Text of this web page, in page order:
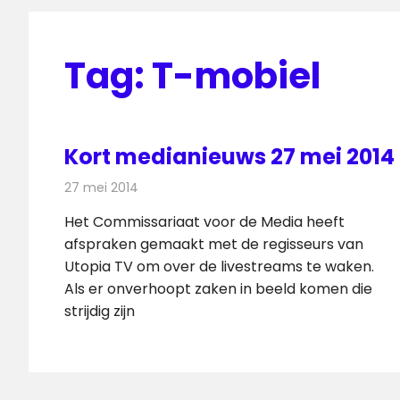
Tag:T-mobiel
Kort medianieuws 27 mei 2014
27 mei 2014
Het Commissariaat voor de Media heeft
afspraken gemaakt met de regisseurs van
Utopia TV om over de livestreams te waken.
Als er onverhoopt zaken in beeld komen die
strijdig zijn